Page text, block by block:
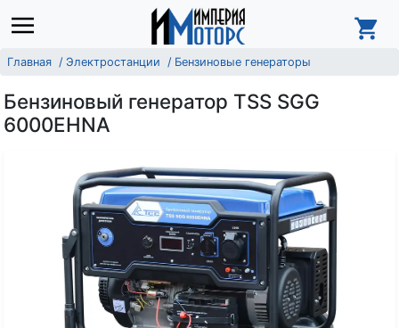
Главная Электростанции Бензиновые генераторы
Бензиновый генератор TSS SGG
6000EHNA